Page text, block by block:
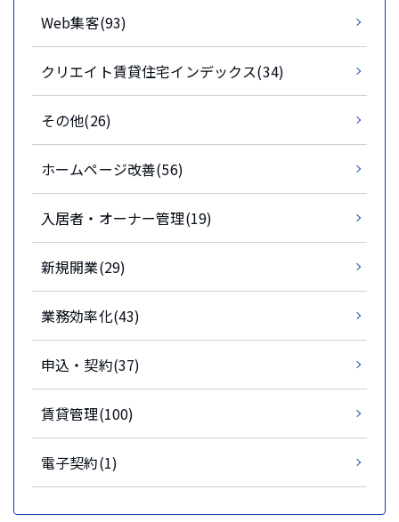
Web集客(93)
クリエイト賃貸住宅インデックス(34)
その他(26)
ホームページ改善(56)
入居者・オーナー管理(19)
新規開業(29)
業務効率化(43)
申込・契約(37)
賃貸管理(100)
電子契約(1)